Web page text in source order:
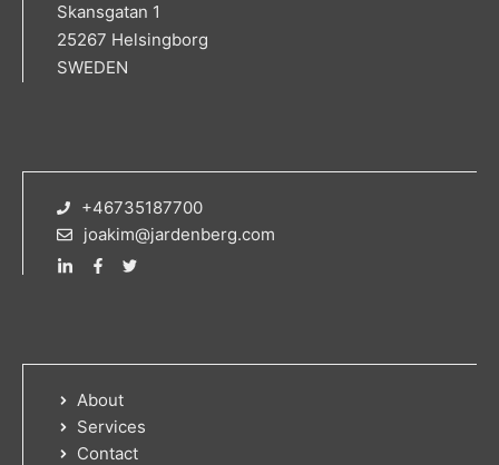
Skansgatan 1
25267 Helsingborg
SWEDEN
+46735187700
joakim@jardenberg.com
About
Services
Contact